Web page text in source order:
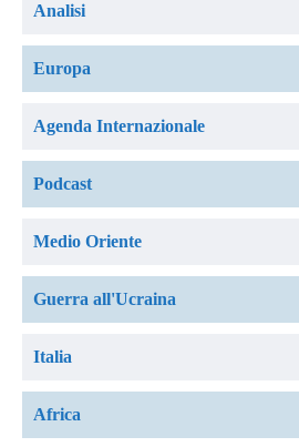
Analisi
Europa
Agenda Internazionale
Podcast
Medio Oriente
Guerra all'Ucraina
Italia
Africa